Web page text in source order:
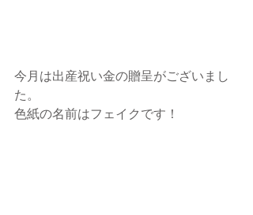
今月は出産祝い金の贈呈がございまし
た。
色紙の名前はフェイクです！